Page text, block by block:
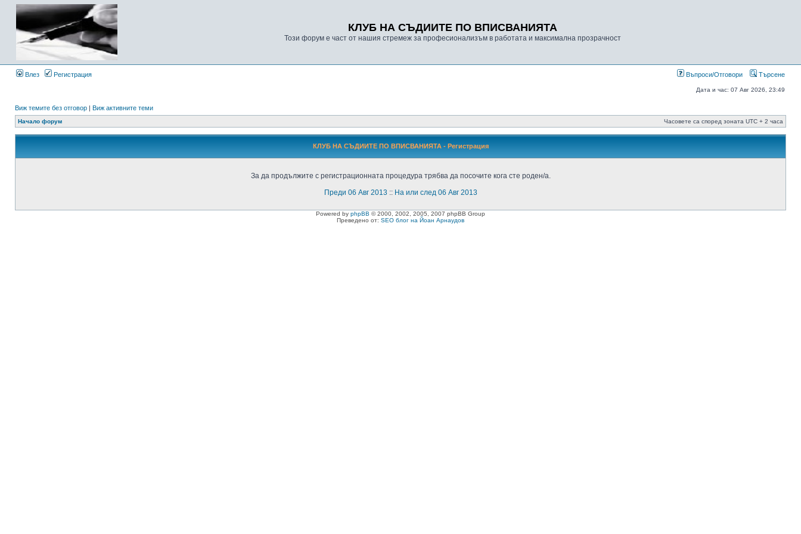
КЛУБ НА СЪДИИТЕ ПО ВПИСВАНИЯТА
Този форум е част от нашия стремеж за професионализъм в работата и максимална прозрачност
Влез Регистрация Въпроси/Отговори Търсене
Дата и час: 07 Авг 2026, 23:49
Виж темите без отговор | Виж активните теми
Начало форум Часовете са според зоната UTC + 2 часа
КЛУБ НА СЪДИИТЕ ПО ВПИСВАНИЯТА - Регистрация
За да продължите с регистрационната процедура трябва да посочите кога сте роден/а.
Преди 06 Авг 2013 :: На или след 06 Авг 2013
Powered by phpBB © 2000, 2002, 2005, 2007 phpBB Group
Преведено от: SEO блог на Йоан Арнаудов